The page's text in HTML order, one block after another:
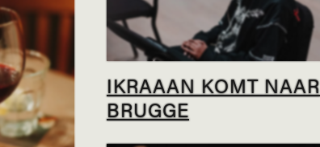
IKRAAAN KOMT NAAR
BRUGGE